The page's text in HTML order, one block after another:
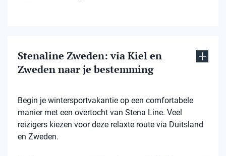
Stenaline Zweden: via Kiel en
Zweden naar je bestemming
Begin je wintersportvakantie op een comfortabele
manier met een overtocht van Stena Line. Veel
reizigers kiezen voor deze relaxte route via Duitsland
en Zweden.